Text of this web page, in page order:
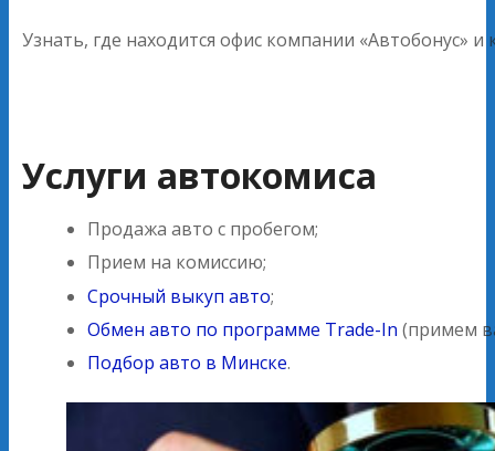
Узнать, где находится офис компании «Автобонус»
Услуги автокомиса
Продажа авто с пробегом;
Прием на комиссию;
Срочный выкуп авто;
Обмен авто по программе Trade-In (примем
Подбор авто в Минске.